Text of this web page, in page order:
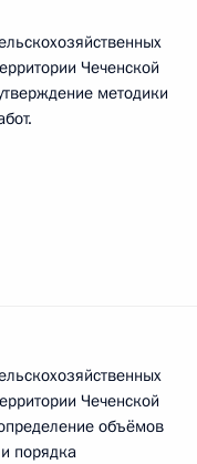
Чеченской
методики
Чеченской
объёмов
порядка